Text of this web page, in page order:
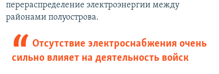
перераспределение электроэнергии между
районами полуострова.
Отсутствие электроснабжения очень
сильно влияет на деятельность войск